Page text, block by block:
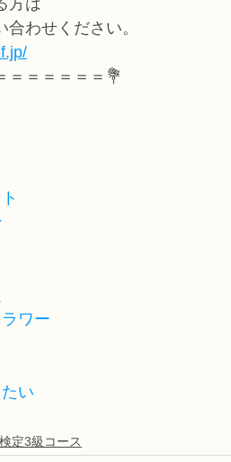
方は
わせください。
＝＝＝＝＝＝💐
ワー
い
定3級コース